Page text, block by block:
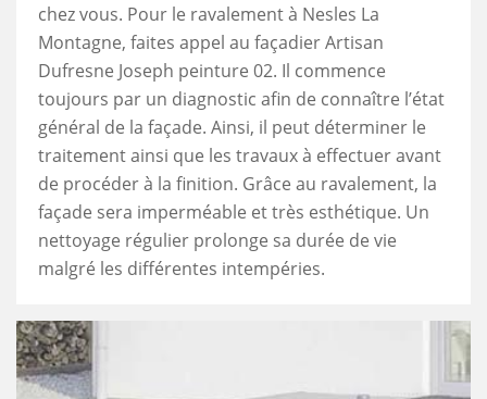
chez vous. Pour le ravalement à Nesles La
Montagne, faites appel au façadier Artisan
Dufresne Joseph peinture 02. Il commence
toujours par un diagnostic afin de connaître l’état
général de la façade. Ainsi, il peut déterminer le
traitement ainsi que les travaux à effectuer avant
de procéder à la finition. Grâce au ravalement, la
façade sera imperméable et très esthétique. Un
nettoyage régulier prolonge sa durée de vie
malgré les différentes intempéries.